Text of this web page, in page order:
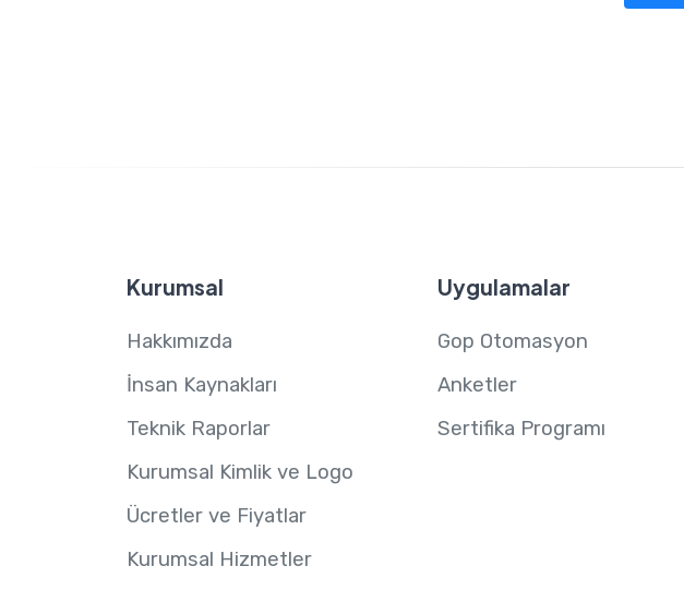
Kurumsal
Hakkımızda
İnsan Kaynakları
Teknik Raporlar
Kurumsal Kimlik ve Logo
Ücretler ve Fiyatlar
Kurumsal Hizmetler
Uygulamalar
Gop Otomasyon
Anketler
Sertifika Programı